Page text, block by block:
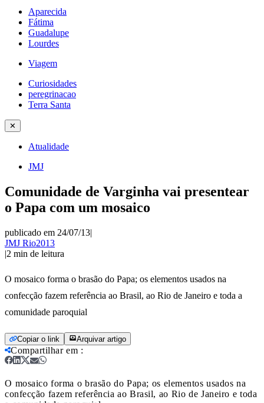
Aparecida
Fátima
Guadalupe
Lourdes
Viagem
Curiosidades
peregrinacao
Terra Santa
✕
Atualidade
JMJ
Comunidade de Varginha vai presentear
o Papa com um mosaico
publicado em 24/07/13|
JMJ Rio2013
|2 min de leitura
O mosaico forma o brasão do Papa; os elementos usados na
confecção fazem referência ao Brasil, ao Rio de Janeiro e toda a
comunidade paroquial
Copiar o link Arquivar artigo
Compartilhar em :
O mosaico forma o brasão do Papa; os elementos usados na
confecção fazem referência ao Brasil, ao Rio de Janeiro e toda